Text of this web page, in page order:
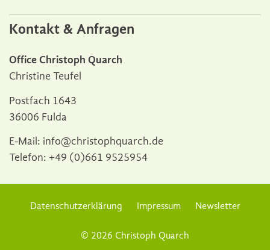
Kontakt & Anfragen
Office Christoph Quarch
Christine Teufel
Postfach 1643
36006 Fulda
E-Mail: info@christophquarch.de
Telefon: +49 (0)661 9525954
Datenschutzerklärung Impressum Newsletter
© 2026 Christoph Quarch